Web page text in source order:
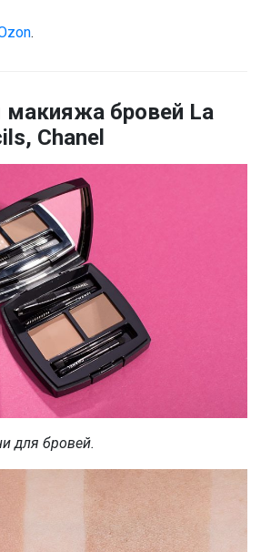
.
макияжа бровей La
Chanel
для бровей.